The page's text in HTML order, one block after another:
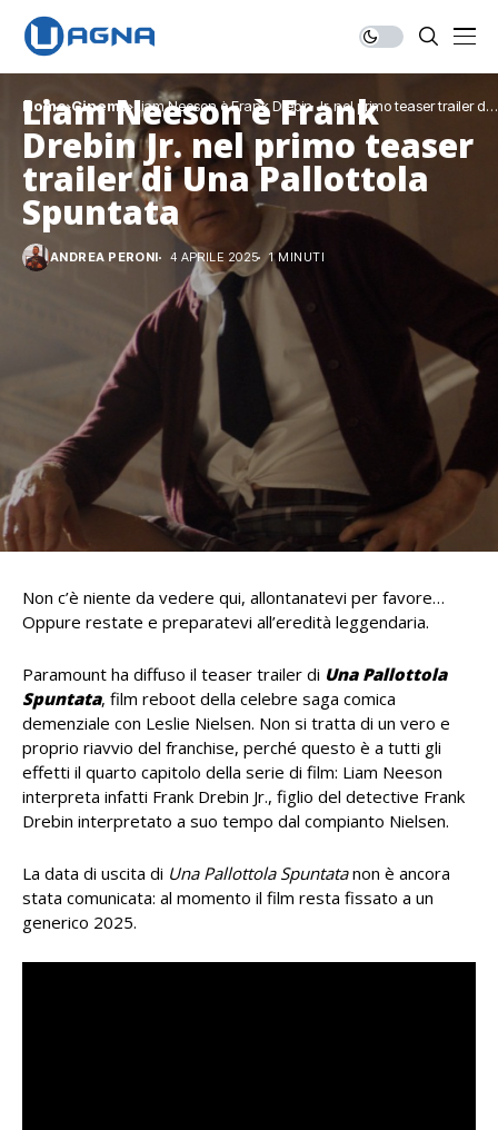
Home Cinema Liam Neeson è Frank Drebin Jr. nel primo teaser trailer di
Una Pallottola Spuntata
Liam Neeson è Frank
Drebin Jr. nel primo teaser
trailer di Una Pallottola
Spuntata
ANDREA PERONI 4 APRILE 2025 1 MINUTI
Non c’è niente da vedere qui, allontanatevi per favore…
Oppure restate e preparatevi all’eredità leggendaria.
Paramount ha diffuso il teaser trailer di Una Pallottola
Spuntata, film reboot della celebre saga comica
demenziale con Leslie Nielsen. Non si tratta di un vero e
proprio riavvio del franchise, perché questo è a tutti gli
effetti il quarto capitolo della serie di film: Liam Neeson
interpreta infatti Frank Drebin Jr., figlio del detective Frank
Drebin interpretato a suo tempo dal compianto Nielsen.
La data di uscita di Una Pallottola Spuntatanon è ancora
stata comunicata: al momento il film resta fissato a un
generico 2025.